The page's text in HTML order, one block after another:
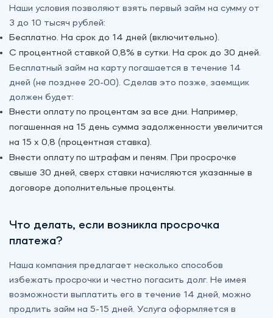
Наши условия позволяют взять первый займ на сумму от
3 до 10 тысяч рублей:
Бесплатно. На срок до 14 дней (включительно).
С процентной ставкой 0,8% в сутки. На срок до 30 дней.
Бесплатный займ на карту погашается в течение 14
дней (не позднее 20-00). Сделав это позже, заемщик
должен будет:
Внести оплату по процентам за все дни. Например,
погашенная на 15 день сумма задолженности увеличится
на 15 х 0,8 (процентная ставка).
Внести оплату по штрафам и пеням. При просрочке
свыше 30 дней, сверх ставки начисляются указанные в
договоре дополнительные проценты.
Что делать, если возникла просрочка
платежа?
Наша компания предлагает несколько способов
избежать просрочки и честно погасить долг. Не имея
возможности выплатить его в течение 14 дней, можно
продлить займ на 5-15 дней. Услуга оформляется в